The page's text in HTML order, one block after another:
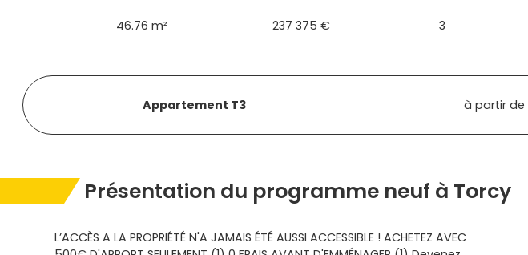
46.76 m² 237 375 € 3
Appartement T3 à partir de
Présentation du programme neuf à Torcy
L’ACCÈS A LA PROPRIÉTÉ N'A JAMAIS ÉTÉ AUSSI ACCESSIBLE ! ACHETEZ AVEC